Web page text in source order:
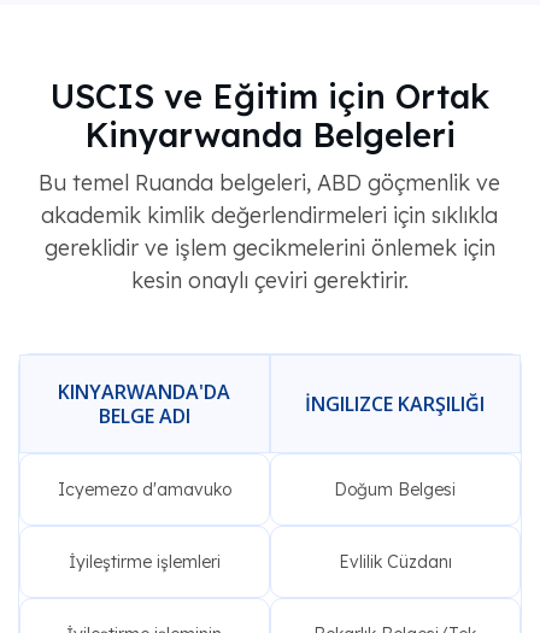
USCIS ve Eğitim için Ortak
Kinyarwanda Belgeleri
Bu temel Ruanda belgeleri, ABD göçmenlik ve
akademik kimlik değerlendirmeleri için sıklıkla
gereklidir ve işlem gecikmelerini önlemek için
kesin onaylı çeviri gerektirir.
KINYARWANDA'DA
BELGE ADI
İNGILIZCE KARŞILIĞI
Icyemezo d'amavuko Doğum Belgesi
İyileştirme işlemleri Evlilik Cüzdanı